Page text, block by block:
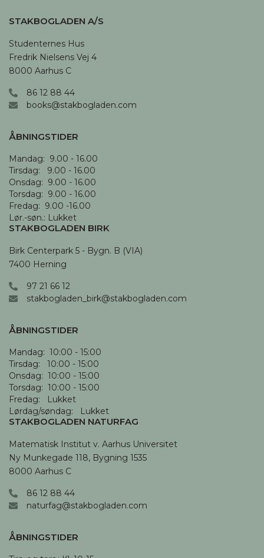
STAKBOGLADEN A/S
Studenternes Hus
Fredrik Nielsens Vej 4
8000 Aarhus C
86 12 88 44
books@stakbogladen.com
ÅBNINGSTIDER
Mandag:  9.00 - 16.00
Tirsdag:   9.00 - 16.00
Onsdag:  9.00 - 16.00
Torsdag:  9.00 - 16.00
Fredag:  9.00 -16.00
Lør.-søn.: Lukket
STAKBOGLADEN BIRK
Birk Centerpark 5 - Bygn. B (VIA)
7400 Herning
97 21 66 12
stakbogladen_birk@stakbogladen.com
ÅBNINGSTIDER
Mandag:  10:00 - 15:00
Tirsdag:   10:00 - 15:00
Onsdag:  10:00 - 15:00
Torsdag:  10:00 - 15:00
Fredag:   Lukket
Lørdag/søndag:   Lukket
STAKBOGLADEN NATURFAG
Matematisk Institut v. Aarhus Universitet
Ny Munkegade 118, Bygning 1535
8000 Aarhus C
86 12 88 44
naturfag@stakbogladen.com
ÅBNINGSTIDER